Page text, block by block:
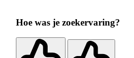
Hoe was je zoekervaring?